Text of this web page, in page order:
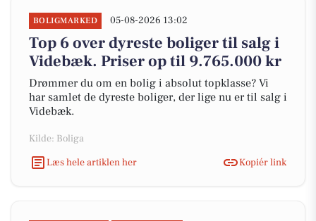
BOLIGMARKED 05-08-2026 13:02
Top 6 over dyreste boliger til salg i
Videbæk. Priser op til 9.765.000 kr
Drømmer du om en bolig i absolut topklasse? Vi
har samlet de dyreste boliger, der lige nu er til salg i
Videbæk.
Kilde: Boliga
Læs hele artiklen her
Kopiér link